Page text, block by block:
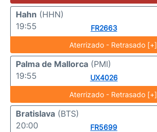
Hahn (HHN)
19:55
FR2663
Aterrizado - Retrasado [+]
Palma de Mallorca (PMI)
19:55
UX4026
Aterrizado - Retrasado [+]
Bratislava (BTS)
20:00
FR5699